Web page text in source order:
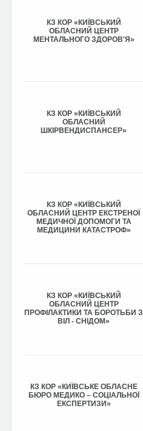
КЗ КОР «КИЇВСЬКИЙ
ОБЛАСНИЙ ЦЕНТР
МЕНТАЛЬНОГО ЗДОРОВ'Я»
КЗ КОР «КИЇВСЬКИЙ
ОБЛАСНИЙ
ШКІРВЕНДИСПАНСЕР»
КЗ КОР «КИЇВСЬКИЙ
ОБЛАСНИЙ ЦЕНТР ЕКСТРЕНОЇ
МЕДИЧНОЇ ДОПОМОГИ ТА
МЕДИЦИНИ КАТАСТРОФ»
КЗ КОР «КИЇВСЬКИЙ
ОБЛАСНИЙ ЦЕНТР
ПРОФІЛАКТИКИ ТА БОРОТЬБИ З
ВІЛ - СНІДОМ»
КЗ КОР «КИЇВСЬКЕ ОБЛАСНЕ
БЮРО МЕДИКО – СОЦІАЛЬНОЇ
ЕКСПЕРТИЗИ»